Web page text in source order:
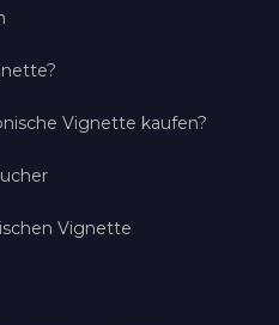
Vignette kaufen?
Vignette